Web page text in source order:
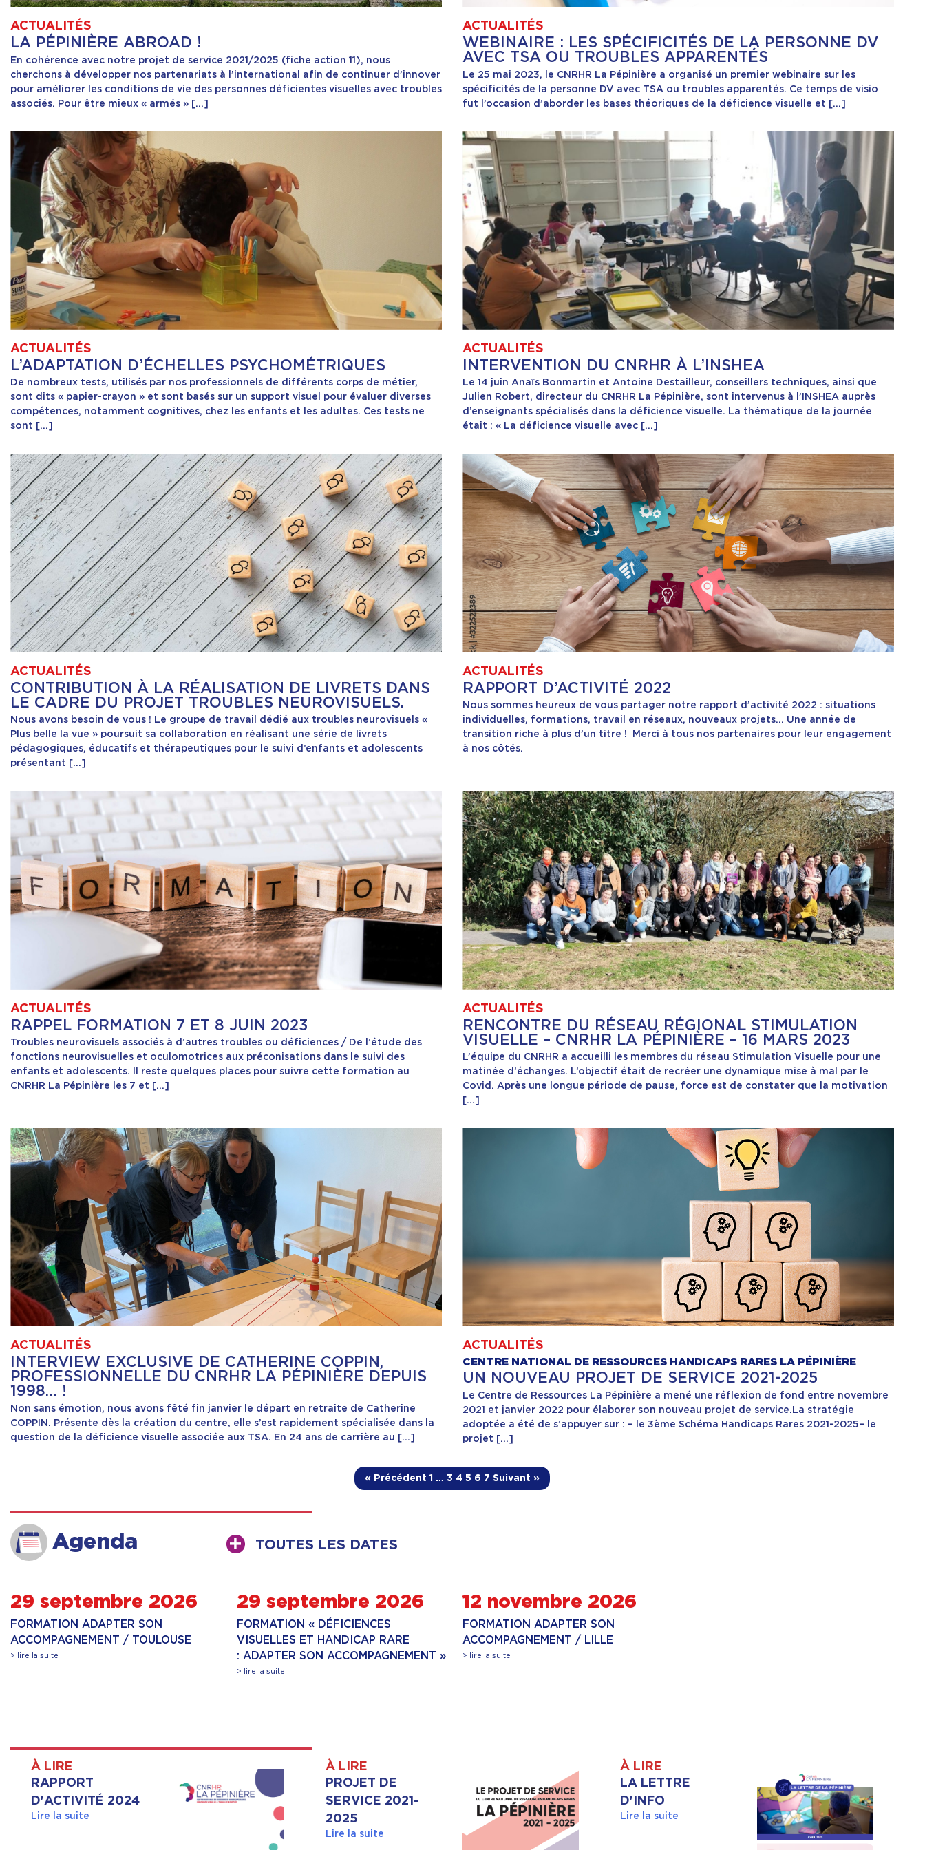
ACTUALITÉS
LA PÉPINIÈRE ABROAD !
En cohérence avec notre projet de service 2021/2025 (fiche action 11), nous
cherchons à développer nos partenariats à l’international afin de continuer d’innover
pour améliorer les conditions de vie des personnes déficientes visuelles avec troubles
associés. Pour être mieux « armés » […]
ACTUALITÉS
WEBINAIRE : LES SPÉCIFICITÉS DE LA PERSONNE DV
AVEC TSA OU TROUBLES APPARENTÉS
Le 25 mai 2023, le CNRHR La Pépinière a organisé un premier webinaire sur les
spécificités de la personne DV avec TSA ou troubles apparentés. Ce temps de visio
fut l’occasion d’aborder les bases théoriques de la déficience visuelle et […]
ACTUALITÉS
L’ADAPTATION D’ÉCHELLES PSYCHOMÉTRIQUES
De nombreux tests, utilisés par nos professionnels de différents corps de métier,
sont dits « papier-crayon » et sont basés sur un support visuel pour évaluer diverses
compétences, notamment cognitives, chez les enfants et les adultes. Ces tests ne
sont […]
ACTUALITÉS
INTERVENTION DU CNRHR À L’INSHEA
Le 14 juin Anaïs Bonmartin et Antoine Destailleur, conseillers techniques, ainsi que
Julien Robert, directeur du CNRHR La Pépinière, sont intervenus à l’INSHEA auprès
d’enseignants spécialisés dans la déficience visuelle. La thématique de la journée
était : « La déficience visuelle avec […]
ACTUALITÉS
CONTRIBUTION À LA RÉALISATION DE LIVRETS DANS
LE CADRE DU PROJET TROUBLES NEUROVISUELS.
Nous avons besoin de vous ! Le groupe de travail dédié aux troubles neurovisuels «
Plus belle la vue » poursuit sa collaboration en réalisant une série de livrets
pédagogiques, éducatifs et thérapeutiques pour le suivi d’enfants et adolescents
présentant […]
ACTUALITÉS
RAPPORT D’ACTIVITÉ 2022
Nous sommes heureux de vous partager notre rapport d’activité 2022 : situations
individuelles, formations, travail en réseaux, nouveaux projets… Une année de
transition riche à plus d’un titre ! Merci à tous nos partenaires pour leur engagement
à nos côtés.
ACTUALITÉS
RAPPEL FORMATION 7 ET 8 JUIN 2023
Troubles neurovisuels associés à d’autres troubles ou déficiences / De l’étude des
fonctions neurovisuelles et oculomotrices aux préconisations dans le suivi des
enfants et adolescents. Il reste quelques places pour suivre cette formation au
CNRHR La Pépinière les 7 et […]
ACTUALITÉS
RENCONTRE DU RÉSEAU RÉGIONAL STIMULATION
VISUELLE – CNRHR LA PÉPINIÈRE – 16 MARS 2023
L’équipe du CNRHR a accueilli les membres du réseau Stimulation Visuelle pour une
matinée d’échanges. L’objectif était de recréer une dynamique mise à mal par le
Covid. Après une longue période de pause, force est de constater que la motivation
[…]
ACTUALITÉS
INTERVIEW EXCLUSIVE DE CATHERINE COPPIN,
PROFESSIONNELLE DU CNRHR LA PÉPINIÈRE DEPUIS
1998… !
Non sans émotion, nous avons fêté fin janvier le départ en retraite de Catherine
COPPIN. Présente dès la création du centre, elle s’est rapidement spécialisée dans la
question de la déficience visuelle associée aux TSA. En 24 ans de carrière au […]
ACTUALITÉS
CENTRE NATIONAL DE RESSOURCES HANDICAPS RARES LA PÉPINIÈRE
UN NOUVEAU PROJET DE SERVICE 2021-2025
Le Centre de Ressources La Pépinière a mené une réflexion de fond entre novembre
2021 et janvier 2022 pour élaborer son nouveau projet de service.La stratégie
adoptée a été de s’appuyer sur : – le 3ème Schéma Handicaps Rares 2021-2025– le
projet […]
« Précédent 1 … 3 4 5 6 7 Suivant »
Agenda TOUTES LES DATES
29 septembre 2026
FORMATION ADAPTER SON
ACCOMPAGNEMENT / TOULOUSE
> lire la suite
29 septembre 2026
FORMATION « DÉFICIENCES
VISUELLES ET HANDICAP RARE
: ADAPTER SON ACCOMPAGNEMENT »
> lire la suite
12 novembre 2026
FORMATION ADAPTER SON
ACCOMPAGNEMENT / LILLE
> lire la suite
À LIRE
RAPPORT
D'ACTIVITÉ 2024
Lire la suite
À LIRE
PROJET DE
SERVICE 2021-
2025
Lire la suite
À LIRE
LA LETTRE
D'INFO
Lire la suite